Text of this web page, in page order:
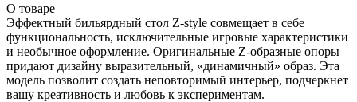
О товаре
Эффектный бильярдный стол Z-style совмещает в себе
функциональность, исключительные игровые характеристики
и необычное оформление. Оригинальные Z-образные опоры
придают дизайну выразительный, «динамичный» образ. Эта
модель позволит создать неповторимый интерьер, подчеркнет
вашу креативность и любовь к экспериментам.